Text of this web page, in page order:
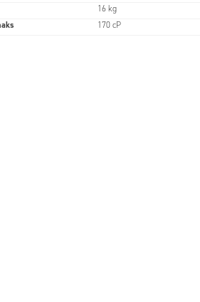
miljøfarlige væsker ut av
16 kg
170 cP